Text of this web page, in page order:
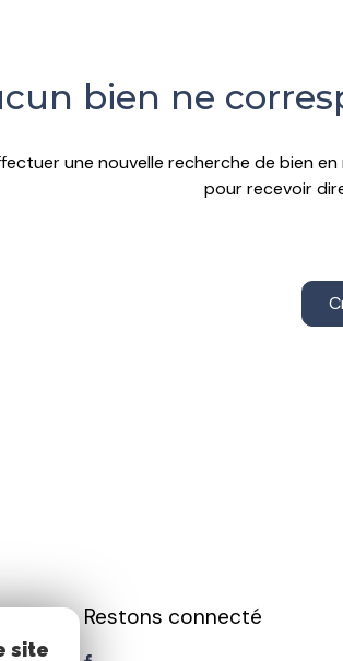
bien ne
une nouvelle recherche de bien
pour recevoir
Restons connecté
site